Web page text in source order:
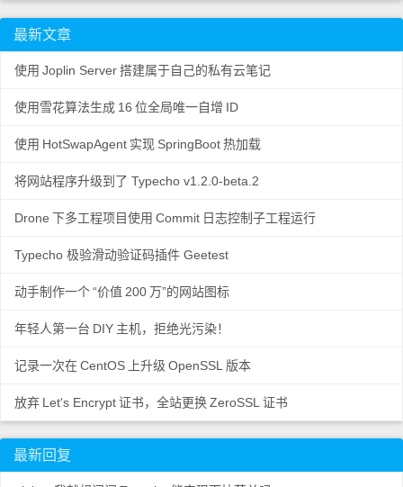
最新文章
使用 Joplin Server搭建属于自己的私有云笔记
使用雪花算法生成 16 位全局唯一自增 ID
使用 HotSwapAgent 实现 SpringBoot热加载
将网站程序升级到了 Typecho v1.2.0-beta.2
Drone 下多工程项目使用 Commit 日志控制子工程运行
Typecho 极验滑动验证码插件 Geetest
动手制作一个“价值 200万”的网站图标
年轻人第一台 DIY 主机，拒绝光污染！
记录一次在CentOS 上升级 OpenSSL 版本
放弃 Let's Encrypt证书，全站更换ZeroSSL证书
最新回复